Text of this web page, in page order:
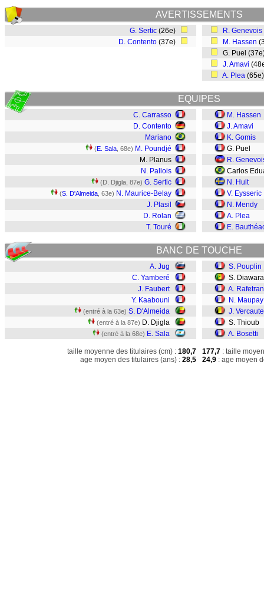
AVERTISSEMENTS
G. Sertic (26e)
D. Contento (37e)
R. Genevois
M. Hassen
G. Puel
J. Amavi
A. Plea
EQUIPES
C. Carrasso
D. Contento
Mariano
(E. Sala , 68e) M. Poundjé
M. Planus
N. Pallois
(D. Djigla, 87e) G. Sertic
(S. D'Almeida , 63e) N. Maurice-Belay
J. Plasil
D. Rolan
T. Touré
M. Hassen
J. Amavi
K. Gomis
G. Puel
R.
Carlos
N. Hult
V. Eysseric
N. Mendy
A. Plea
E.
BANC DE TOUCHE
A. Jug
C. Yamberé
J. Faubert
Y. Kaabouni
(entré à la 63e) S. D'Almeida
(entré à la 87e) D. Djigla
(entré à la 68e) E. Sala
taille moyenne des titulaires (cm) : 180,7
age moyen des titulaires (ans) : 28,5
S. Pouplin
S. Diawara
A.
N. Maupay
J.
S. Thioub
A. Bosetti
177,7 : taille
24,9 : age moyen